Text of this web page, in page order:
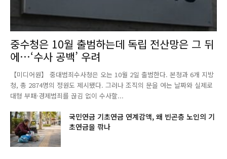
중수청은 10월 출범하는데 독립 전산망은 그 뒤
에…‘수사 공백’ 우려
【미디어원】 중대범죄수사청은 오는 10월 2일 출범한다. 본청과 6개 지방
청, 총 2874명의 정원도 제시됐다. 그러나 조직의 문을 여는 날짜와 실제로
대형 부패·경제범죄를 끊김 없이 수사할...
국민연금 기초연금 연계감액, 왜 빈곤층 노인의 기
초연금을 깎나